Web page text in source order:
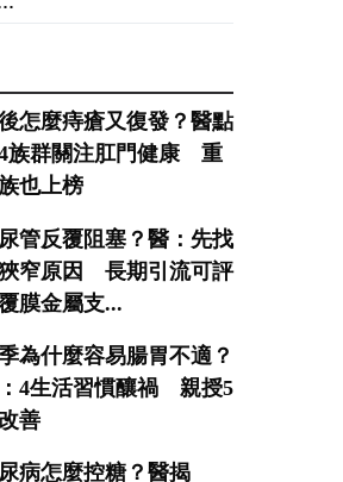
怎麼痔瘡又復發？醫點
族群關注肛門健康 重
也上榜
管反覆阻塞？醫：先找
窄原因 長期引流可評
膜金屬支...
為什麼容易腸胃不適？
4生活習慣釀禍 親授5
善
病怎麼控糖？醫揭